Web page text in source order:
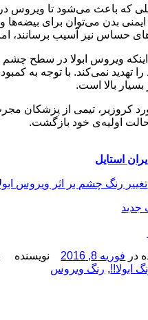
که باعث می‌شود تا ویروس
بدن می‌توان برای بیضه‌ها و
حساس نیز آسیب برسانند،
اینکه ویروس ابولا در سطح
را تهدید نمی‌کند. با توجه به
بالا است.
کروزیر، تیمی از پزشکان
اولیه‌ی خود بازگشت.
ایران استایل
تغییر رنگ چشم بر اثر ویروس
جدید
در فوریه 8, 2016 نویسنده
ابولا!!, رنگ ویروس